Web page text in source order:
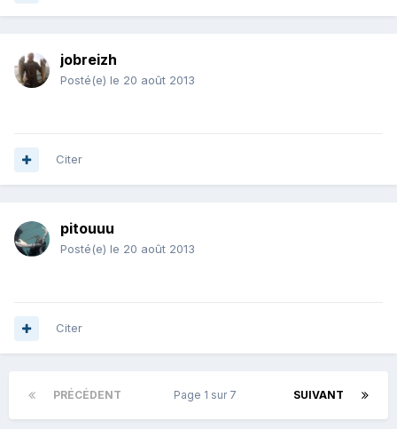
jobreizh
Posté(e) le 20 août 2013
Citer
pitouuu
Posté(e) le 20 août 2013
Citer
PRÉCÉDENT SUIVANT
Page 1 sur 7